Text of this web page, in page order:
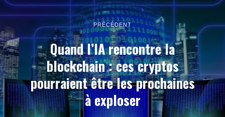
PRÉCÉDENT
Quand l’IA rencontre la
blockchain : ces cryptos
pourraient être les prochaines
à exploser